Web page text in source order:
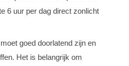
6 uur per dag direct zonlicht
goed doorlatend zijn en
Het is belangrijk om